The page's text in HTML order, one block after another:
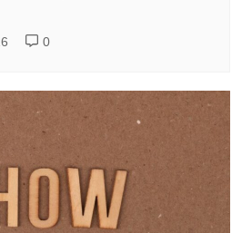
0